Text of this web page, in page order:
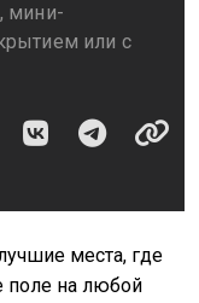
мини-
или с
места, где
поле на любой